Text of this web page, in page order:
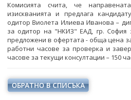
Комисията счита, че
изискванията и предлага
одитор Виолета Илиева Иванова –
за одитор на "НКИЗ" ЕАД, гр. София
предложени в офертата - обща цена
работни часове за проверка и
часове за текущи консултации – 150
ОБРАТНО В СПИСЪКА